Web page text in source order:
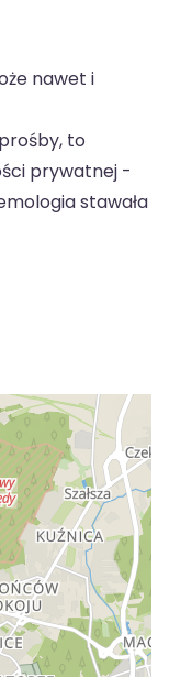
nawet i
to
prywatnej -
stawała